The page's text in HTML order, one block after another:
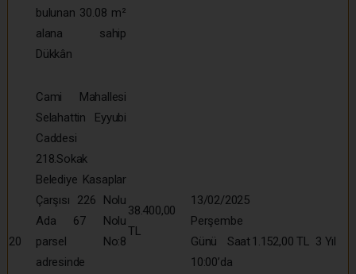
bulunan 30.08 m²
alana sahip
Dükkân
20
Cami Mahallesi
Selahattin Eyyubi
Caddesi
218.Sokak
Belediye Kasaplar
Çarşısı 226 Nolu
Ada 67 Nolu
parsel No:8
adresinde
38.400,00
TL
13/02/2025
Perşembe
Günü Saat
10:00’da
1.152,00 TL 3 Yıl